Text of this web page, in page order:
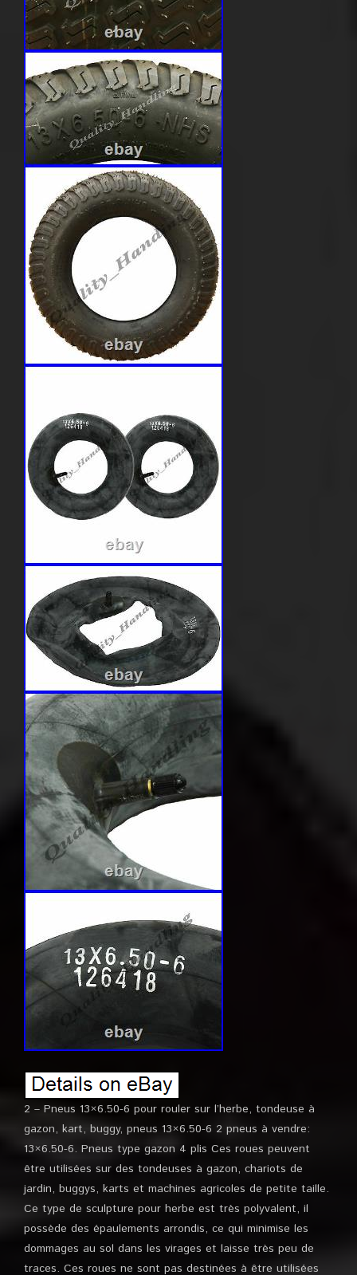
2 – Pneus 13×6.50-6 pour rouler sur l’herbe, tondeuse à
gazon, kart, buggy, pneus 13×6.50-6 2 pneus à vendre:
13×6.50-6. Pneus type gazon 4 plis Ces roues peuvent
être utilisées sur des tondeuses à gazon, chariots de
jardin, buggys, karts et machines agricoles de petite taille.
Ce type de sculpture pour herbe est très polyvalent, il
possède des épaulements arrondis, ce qui minimise les
dommages au sol dans les virages et laisse très peu de
traces. Ces roues ne sont pas destinées à être utilisées